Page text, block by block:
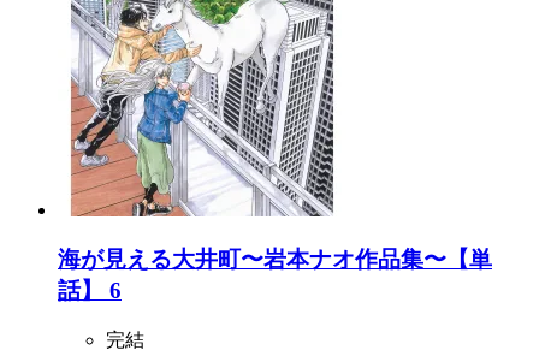
海が見える大井町〜岩本ナオ作品集〜【単
話】 6
完結